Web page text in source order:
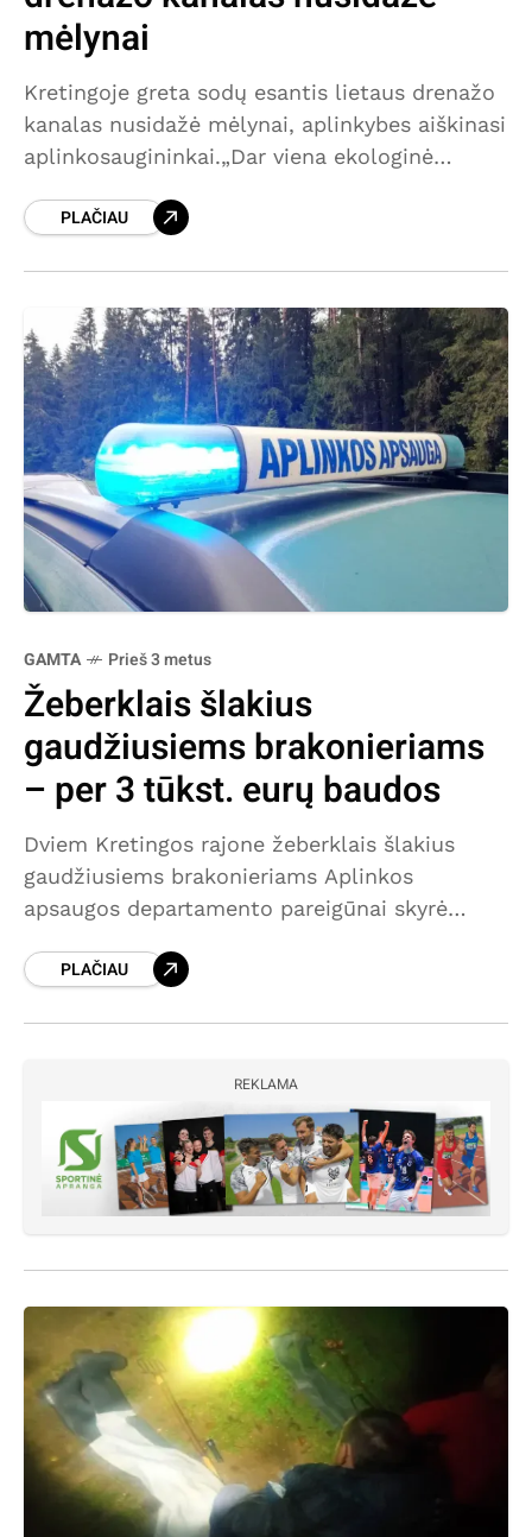
mėlynai
Kretingoje greta sodų esantis lietaus drenažo
kanalas nusidažė mėlynai, aplinkybes aiškinasi
aplinkosaugininkai.„Dar viena ekologinė
Kretingoje esantis lietaus drenažo kanalas
PLAČIAU
GAMTA Prieš 3 metus
Žeberklais šlakius
gaudžiusiems brakonieriams
– per 3 tūkst. eurų baudos
Dviem Kretingos rajone žeberklais šlakius
gaudžiusiems brakonieriams Aplinkos
apsaugos departamento pareigūnai skyrė
iš viso – per 3 tūkst. eurų.Kaip ketvirtadienį
PLAČIAU
REKLAMA